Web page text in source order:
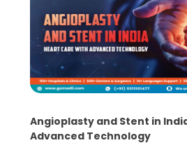
5 Essential Steps for
Collection and Processing